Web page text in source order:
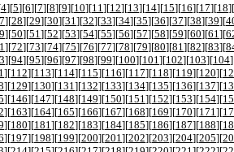
4][5][6][7][8][9][10][11 ][12][13][14][15][16][17][18][
][28][29][30][31 ][32][33][34][35][36][37][38][39][
][50][51 ][52][53][54][55][56][57][58][59][60][61 ][
][72][73][74][75][76][77][78][79][80][81 ][82][83][
][94][95][96][97][98][99][100][101 ][102][103][104
][112][113][114][115][116][117][118][119][120][
][129][130][131 ][132][133][134][135][136][137][
][146][147][148][149][150][151 ][152][153][154][
][163][164][165][166][167][168][169][170][171 ][
][180][181 ][182][183][184][185][186][187][188][
][197][198][199][200][201 ][202][203][204][205][